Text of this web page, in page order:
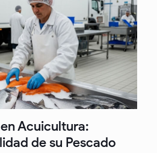
Acuicultura:
de su Pescado